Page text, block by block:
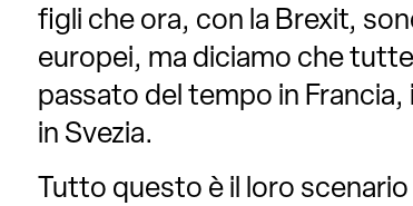
figli che ora, con la Brexit,
europei, ma diciamo che
passato del tempo in Francia,
in Svezia.
Tutto questo è il loro scenario